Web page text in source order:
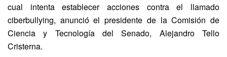
cual intenta establecer acciones contra el llamado
ciberbullying, anunció el presidente de la Comisión de
Ciencia y Tecnología del Senado, Alejandro Tello
Cristerna.